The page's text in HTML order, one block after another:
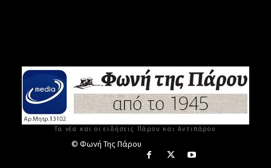
Τα νέα και οι ειδήσεις Πάρου και Αντιπάρου
© Φωνή Της Πάρου